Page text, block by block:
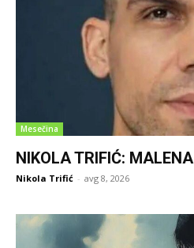
Mesečina
NIKOLA TRIFIĆ: MALENA
Nikola Trifić - avg 8, 2026